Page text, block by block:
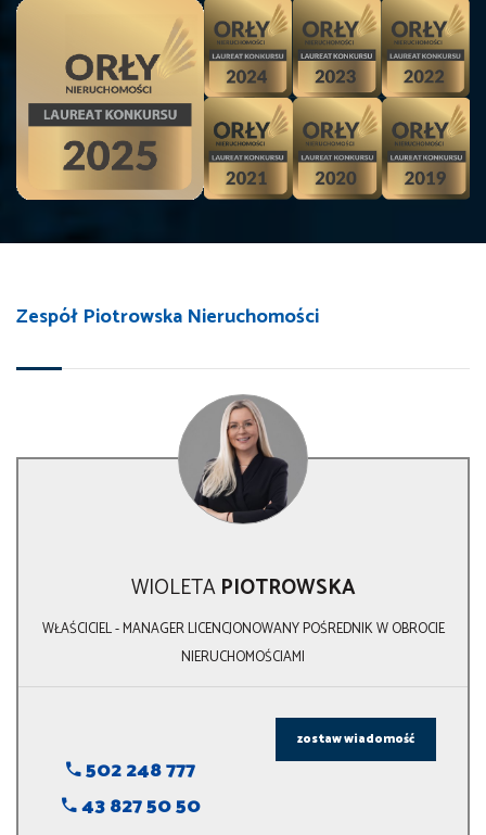
Zespół Piotrowska Nieruchomości
WIOLETAPIOTROWSKA
WŁAŚCICIEL - MANAGER LICENCJONOWANY POŚREDNIK W OBROCIE
NIERUCHOMOŚCIAMI
502 248 777
43 827 50 50
zostaw wiadomość